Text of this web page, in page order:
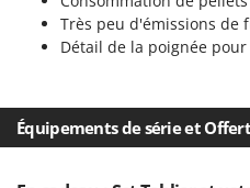
Marina Systems
Masterpro
Très peu d'émissions de
Détail de la poignée
Équipements de série et Offert